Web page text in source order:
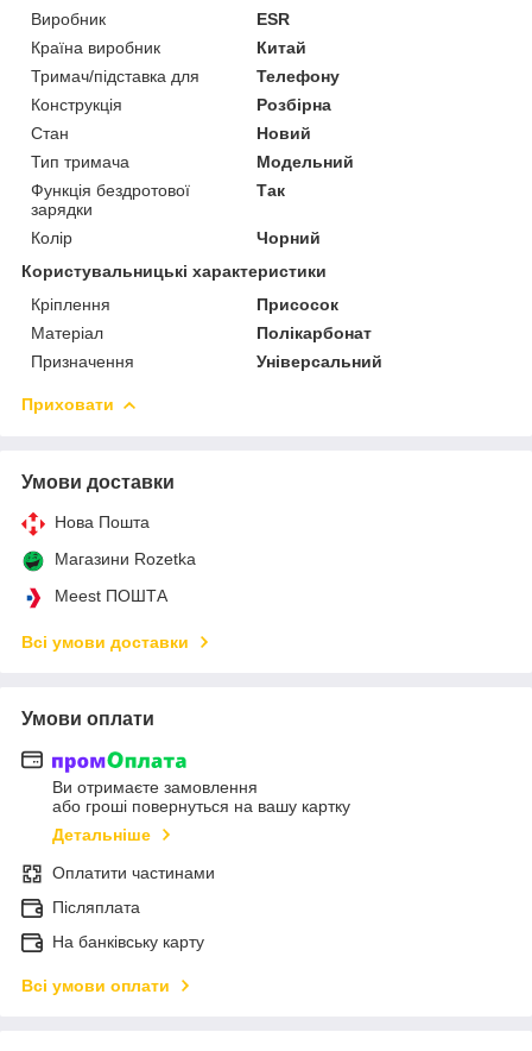
Виробник
ESR
Країна виробник
Китай
Тримач/підставка для
Телефону
Конструкція
Розбірна
Стан
Новий
Тип тримача
Модельний
Функція бездротової
зарядки
Так
Колір
Чорний
Користувальницькі характеристики
Кріплення
Присосок
Матеріал
Полікарбонат
Призначення
Універсальний
Приховати
Умови доставки
Нова Пошта
Магазини Rozetka
Meest ПОШТА
Всі умови доставки
Умови оплати
Ви отримаєте замовлення
або гроші повернуться на вашу картку
Детальніше
Оплатити частинами
Післяплата
На банківську карту
Всі умови оплати